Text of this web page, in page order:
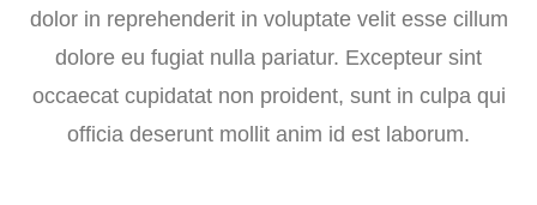
dolor in reprehenderit in voluptate velit esse cillum
dolore eu fugiat nulla pariatur. Excepteur sint
occaecat cupidatat non proident, sunt in culpa qui
officia deserunt mollit anim id est laborum.